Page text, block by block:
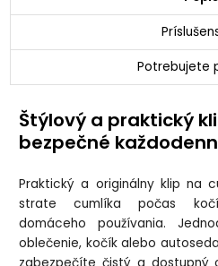
Potrebujete
Štýlový a praktický
bezpečné
Praktický a originálny klip na
strate cumlíka počas
domáceho používania.
oblečenie, kočík alebo